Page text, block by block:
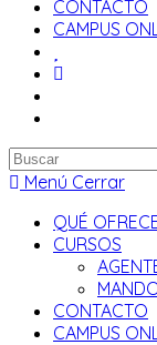
CONTACTO
CAMPUS
Buscar
en
web
Menú Cerrar
QUÉ
CURSOS
CONTACTO
CAMPUS